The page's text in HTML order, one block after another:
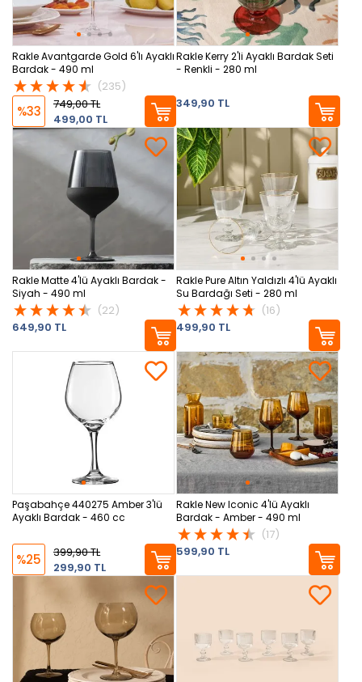
Rakle Avantgarde Gold 6'lı Ayaklı
Bardak - 490 ml
(235)
%33
749,00 TL
499,00 TL
Rakle Kerry 2'li Ayaklı Bardak Seti
- Renkli - 280 ml
349,90 TL
Rakle Matte 4'lü Ayaklı Bardak -
Siyah - 490 ml
(22)
649,90 TL
Rakle Pure Altın Yaldızlı 4'lü Ayaklı
Su Bardağı Seti - 280 ml
(16)
499,90 TL
Paşabahçe 440275 Amber 3'lü
Ayaklı Bardak - 460 cc
%25
399,90 TL
299,90 TL
Rakle New Iconic 4'lü Ayaklı
Bardak - Amber - 490 ml
(17)
599,90 TL